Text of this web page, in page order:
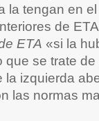
la tengan en
de
ETA «si la
se trate
la izquierda
las normas